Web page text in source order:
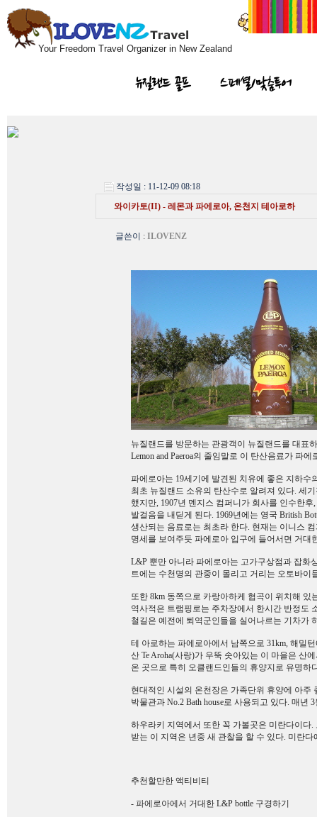
Your Freedom Travel Organizer in New Zealand
뉴질랜드 골프 스페셜/맞춤투어
작성일 : 11-12-09 08:18
와이카토(II) - 레몬과 파에로아, 온천지 테아로하
글쓴이 : ILOVENZ
뉴질랜드를 방문하는 관광객이 뉴질랜드를 대표
Lemon and Paeroa의 줄임말로 이 탄산음료가 파
파에로아는 19세기에 발견된 치유에 좋은 지하
최초 뉴질랜드 소유의 탄산수로 알려져 있다. 세
했지만, 1907년 멘지스 컴퍼니가 회사를 인수한
발걸음을 내딛게 된다. 1969년에는 영국 British
생산되는 음료로는 최초라 한다. 현재는 이니스
명세를 보여주듯 파에로아 입구에 들어서면 거대
L&P 뿐만 아니라 파에로아는 고가구상점과 잡화
트에는 수천명의 관중이 몰리고 거리는 오토바이
또한 8km 동쪽으로 카랑아하케 협곡이 위치해
역사적은 트램핑로는 주차장에서 한시간 반정도
철길은 예전에 퇴역군인들을 실어나르는 기차가
테 아로하는 파에로아에서 남쪽으로 31km, 해밀
산 Te Aroha(사랑)가 우뚝 솟아있는 이 마을은 산
온 곳으로 특히 오클랜드인들의 휴양지로 유명하
현대적인 시설의 온천장은 가족단위 휴양에 아주
박물관과 No.2 Bath house로 사용되고 있다. 매년
하우라키 지역에서 또한 꼭 가볼곳은 미란다이
받는 이 지역은 년중 새 관찰을 할 수 있다. 미란
추천할만한 액티비티
- 파에로아에서 거대한 L&P bottle 구경하기